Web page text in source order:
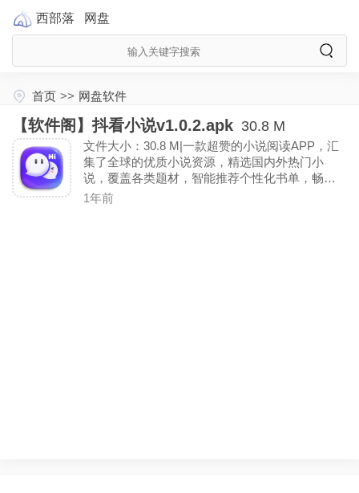
西部落 网盘
首页 >> 网盘软件
【软件阁】抖看小说v1.0.2.apk 30.8 M
文件大小：30.8 M|一款超赞的小说阅读APP，汇
集了全球的优质小说资源，精选国内外热门小
说，覆盖各类题材，智能推荐个性化书单，畅享
流畅阅读体验~让你随时随地沉浸在精彩的故事世
1年前